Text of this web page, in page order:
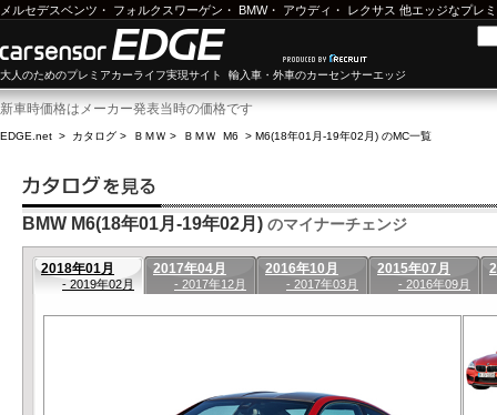
メルセデスベンツ ・ フォルクスワーゲン ・ BMW・ アウディ ・ レクサス 他エッジなプレ
大人のためのプレミアカーライフ実現サイト 輸入車・外車のカーセンサーエッジ
新車時価格はメーカー発表当時の価格です
EDGE.net > カタログ > ＢＭＷ > ＢＭＷ M6 > M6(18年01月-19年02月) のMC一覧
BMW M6(18年01月-19年02月) のマイナーチェンジ
2018年01月
- 2019年02月
2017年04月
- 2017年12月
2016年10月
- 2017年03月
2015年07月
- 2016年09月